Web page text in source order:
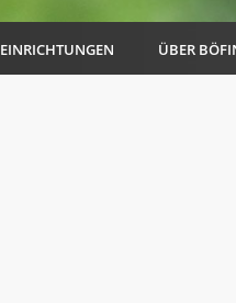
EINRICHTUNGEN ÜBER